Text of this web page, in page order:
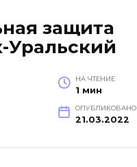
защита
Уральский
НА ЧТЕНИЕ
1 мин
ОПУБЛИКОВАНО
21.03.2022